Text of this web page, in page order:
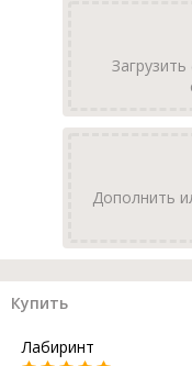
Дополнить
Купить
Лабиринт